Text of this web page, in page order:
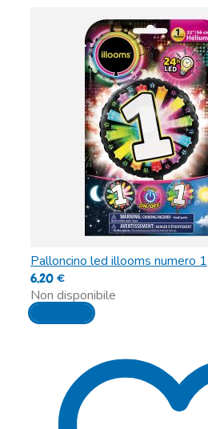
Palloncino led illooms numero 1
6,20€
Non disponibile
Leggi tutto